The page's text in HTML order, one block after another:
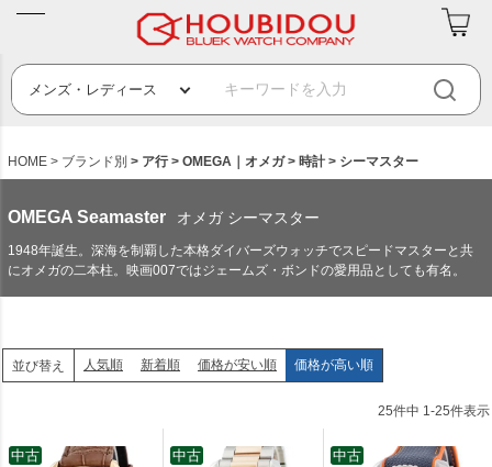
HOME ブランド別 ア行 OMEGA｜オメガ 時計 シーマスター
OMEGA Seamaster オメガ シーマスター
1948年誕生。深海を制覇した本格ダイバーズウォッチでスピードマスターと共
にオメガの二本柱。映画007ではジェームズ・ボンドの愛用品としても有名。
並び替え 人気順 新着順 価格が安い順 価格が高い順
25件中 1-25件表示
中古 中古 中古